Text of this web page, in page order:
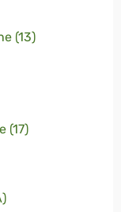
(13)
(17)